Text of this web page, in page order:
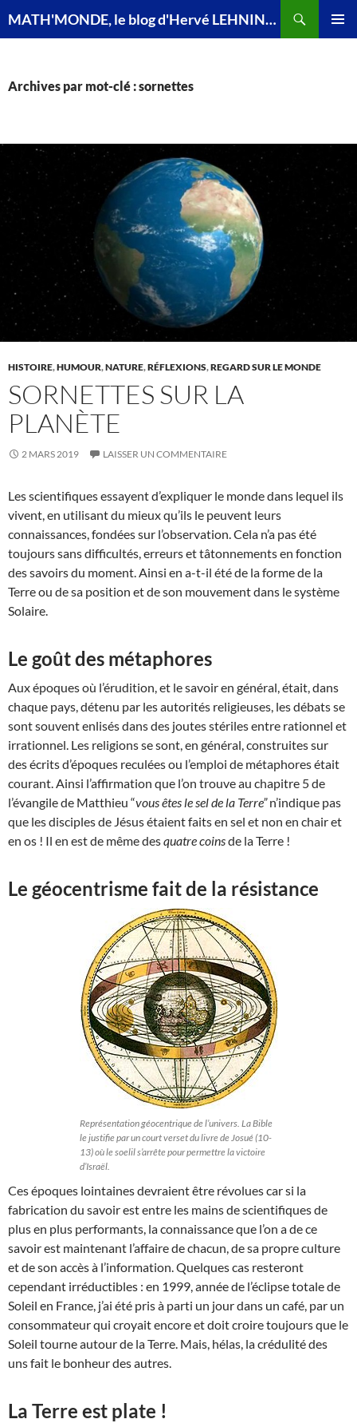
MATH'MONDE, le blog d'Hervé LEHNING, agrégé de mathématiques
Archives par mot-clé : sornettes
HISTOIRE,HUMOUR,NATURE,RÉFLEXIONS,REGARD SUR LE MONDE
SORNETTES SUR LA
PLANÈTE
2 MARS 2019 LAISSER UN COMMENTAIRE
Les scientifiques essayent d’expliquer le monde dans lequel ils
vivent, en utilisant du mieux qu’ils le peuvent leurs
connaissances, fondées sur l’observation. Cela n’a pas été
toujours sans difficultés, erreurs et tâtonnements en fonction
des savoirs du moment. Ainsi en a-t-il été de la forme de la
Terre ou de sa position et de son mouvement dans le système
Solaire.
Le goût des métaphores
Aux époques où l’érudition, et le savoir en général, était, dans
chaque pays, détenu par les autorités religieuses, les débats se
sont souvent enlisés dans des joutes stériles entre rationnel et
irrationnel. Les religions se sont, en général, construites sur
des écrits d’époques reculées ou l’emploi de métaphores était
courant. Ainsi l’affirmation que l’on trouve au chapitre 5 de
l’évangile de Matthieu “vous êtes le sel de la Terre”n’indique pas
que les disciples de Jésus étaient faits en sel et non en chair et
en os ! Il en est de même desquatre coinsde la Terre !
Le géocentrisme fait de la résistance
Représentation géocentrique de l’univers. La Bible
le justifie par un court verset du livre de Josué (10-
13) où le soelil s’arrête pour permettre la victoire
d’Israël.
Ces époques lointaines devraient être révolues car si la
fabrication du savoir est entre les mains de scientifiques de
plus en plus performants, la connaissance que l’on a de ce
savoir est maintenant l’affaire de chacun, de sa propre culture
et de son accès à l’information. Quelques cas resteront
cependant irréductibles : en 1999, année de l’éclipse totale de
Soleil en France, j’ai été pris à parti un jour dans un café, par un
consommateur qui croyait encore et doit croire toujours que le
Soleil tourne autour de la Terre. Mais, hélas, la crédulité des
uns fait le bonheur des autres.
La Terre est plate !